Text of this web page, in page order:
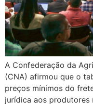
A Confederação da
(CNA) afirmou que o
preços mínimos do
jurídica aos produtores